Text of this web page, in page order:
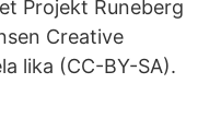
Projekt Runeberg
Creative
lika (CC-BY-SA).